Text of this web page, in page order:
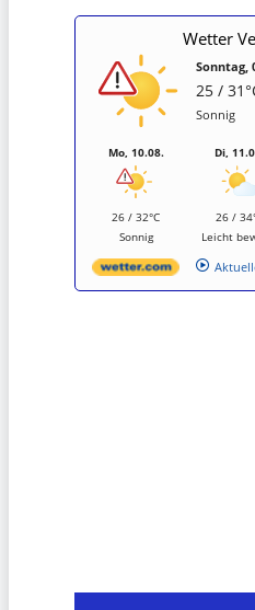
Wetter
Sonntag,
25 /
Sonnig
Mo, 10.08.
26 / 32°C
Sonnig
Di,
26 /
Leicht